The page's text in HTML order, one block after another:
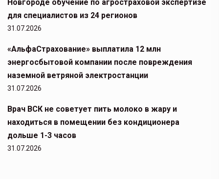
Новгороде обучение по агростраховой экспертизе
для специалистов из 24 регионов
31.07.2026
«АльфаСтрахование» выплатила 12 млн
энергосбытовой компании после повреждения
наземной ветряной электростанции
31.07.2026
Врач ВСК не советует пить молоко в жару и
находиться в помещении без кондиционера
дольше 1-3 часов
31.07.2026